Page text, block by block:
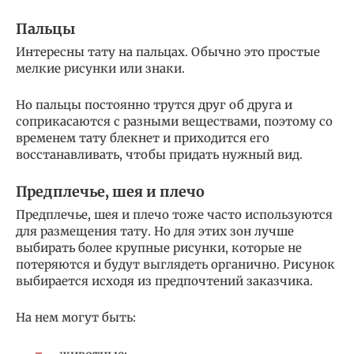
Пальцы
Интересны тату на пальцах. Обычно это простые
мелкие рисунки или знаки.
Но пальцы постоянно трутся друг об друга и
соприкасаются с разными веществами, поэтому со
временем тату блекнет и приходится его
восстанавливать, чтобы придать нужный вид.
Предплечье, шея и плечо
Предплечье, шея и плечо тоже часто используются
для размещения тату. Но для этих зон лучше
выбирать более крупные рисунки, которые не
потеряются и будут выглядеть органично. Рисунок
выбирается исходя из предпочтений заказчика.
На нем могут быть: